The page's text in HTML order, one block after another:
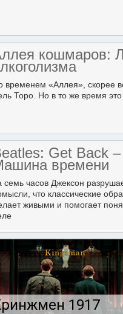
кошмаров:
временем «Аллея», скорее
Торо. Но в то же время
Get Back
времени
семь часов Джексон
что классические
живыми и помогает
1917